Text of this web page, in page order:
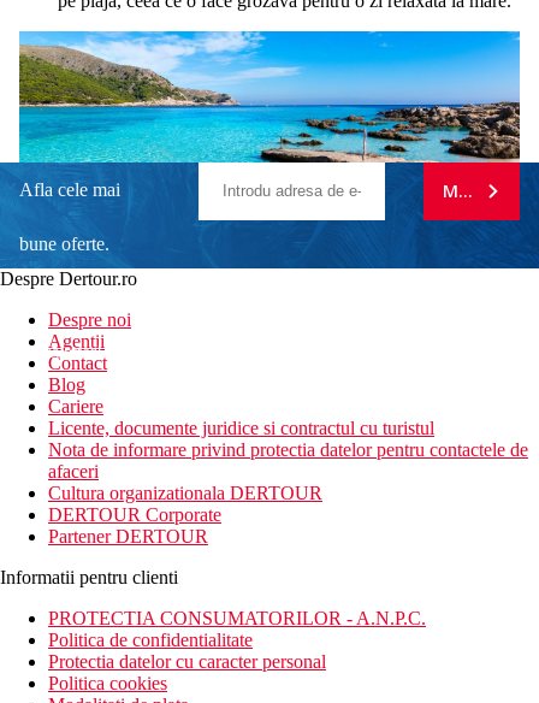
Afla cele mai
bune oferte.
newsletter!
MA
Despre Dertour.ro
Despre noi
Agentii
Contact
Blog
Cariere
Licente, documente juridice si contractul cu turistul
Nota de informare privind protectia datelor pentru contactele de
afaceri
Cultura organizationala DERTOUR
DERTOUR Corporate
Partener DERTOUR
Informatii pentru clienti
PROTECTIA CONSUMATORILOR - A.N.P.C.
Politica de confidentialitate
Protectia datelor cu caracter personal
Politica cookies